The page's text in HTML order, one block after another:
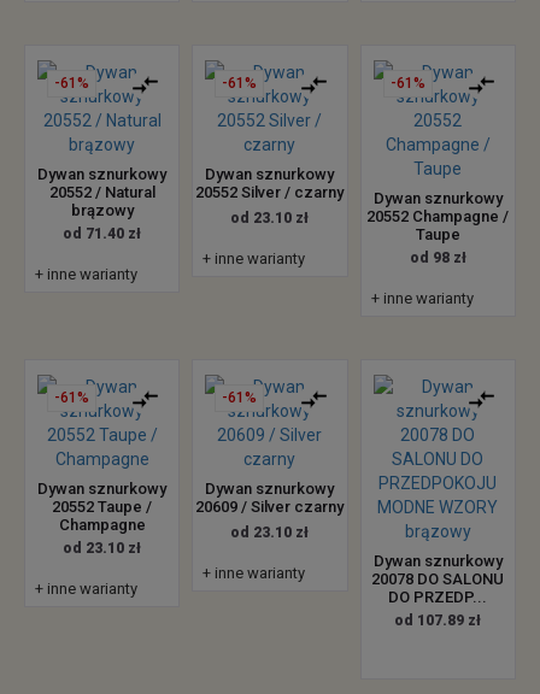
-61%
Dywan sznurkowy
20552 / Natural
brązowy
od 71.40 zł
+ inne warianty
-61%
Dywan sznurkowy
20552 Silver / czarny
od 23.10 zł
+ inne warianty
-61%
Dywan sznurkowy
20552 Champagne /
Taupe
od 98 zł
+ inne warianty
-61%
Dywan sznurkowy
20552 Taupe /
Champagne
od 23.10 zł
+ inne warianty
-61%
Dywan sznurkowy
20609 / Silver czarny
od 23.10 zł
+ inne warianty
Dywan sznurkowy
20078 DO SALONU
DO PRZEDP...
od 107.89 zł